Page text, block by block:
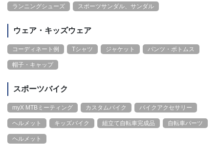
ランニングシューズ スポーツサンダル、サンダル
ウェア・キッズウェア
コーディネート例 Tシャツ ジャケット パンツ・ボトムス
帽子・キャップ
スポーツバイク
myX MTBミーティング カスタムバイク バイクアクセサリー
ヘルメット キッズバイク 組立て自転車完成品 自転車パーツ
ヘルメット